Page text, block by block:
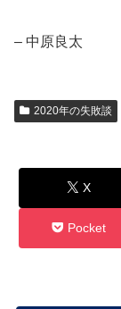
– 中原良太
2020年の失敗談
X
Pocket